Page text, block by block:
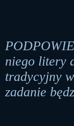
niego litery
tradycyjny
zadanie